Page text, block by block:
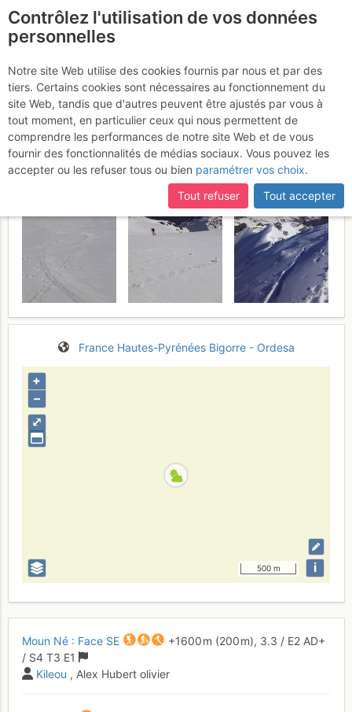
Moun Né : Face SE
Dimanche 19 février 2017
France Hautes-Pyrénées Bigorre - Ordesa
⤢
+
–
500 m i
Moun Né : Face SE +1600 m (200 m), 3.3 / E2 AD+
/ S4 T3 E1
Kileou , Alex Hubert olivier
Contrôlez l'utilisation de vos données
personnelles
Notre site Web utilise des cookies fournis par nous et par des
tiers. Certains cookies sont nécessaires au fonctionnement du
site Web, tandis que d'autres peuvent être ajustés par vous à
tout moment, en particulier ceux qui nous permettent de
comprendre les performances de notre site Web et de vous
fournir des fonctionnalités de médias sociaux. Vous pouvez les
accepter ou les refuser tous ou bien paramétrer vos choix.
Tout refuser
Tout accepter